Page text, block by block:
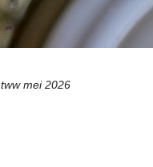
tww mei 2026